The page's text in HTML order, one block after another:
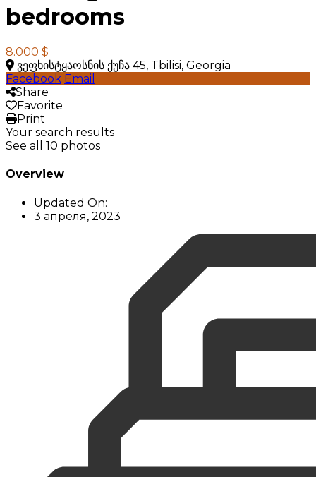
bedrooms
8.000 $
ვეფხისტყაოსნის ქუჩა 45, Tbilisi, Georgia
Facebook Email
Share
Favorite
Print
Your search results
See all 10 photos
Overview
Updated On:
3 апреля, 2023